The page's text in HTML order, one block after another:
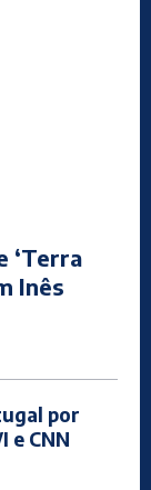
‘Terra
Inês
por
e CNN